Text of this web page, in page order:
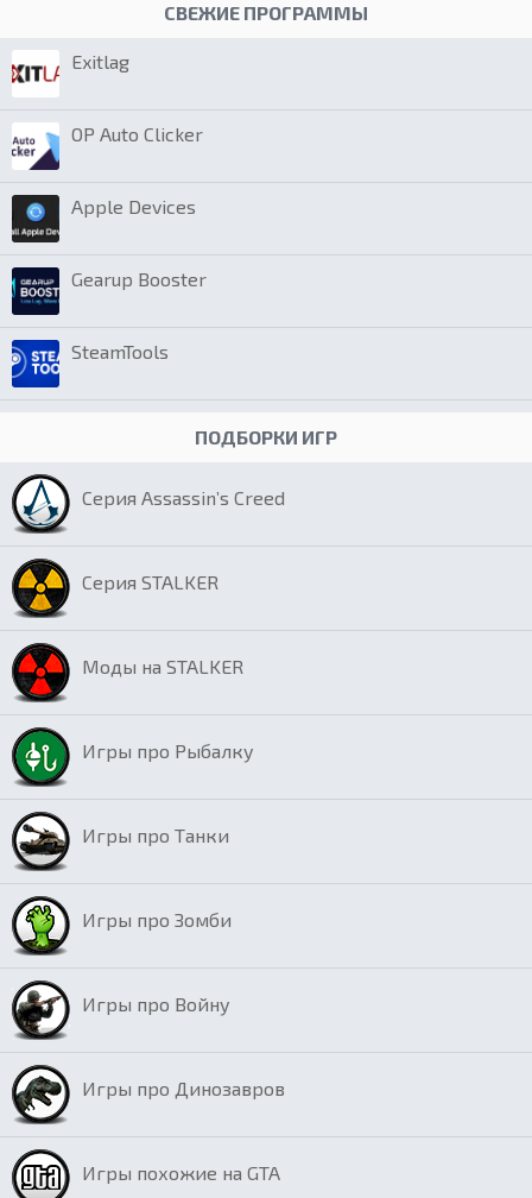
СВЕЖИЕ ПРОГРАММЫ
Exitlag
OP Auto Clicker
Apple Devices
Gearup Booster
SteamTools
ПОДБОРКИ ИГР
Серия Assassin’s Creed
Серия STALKER
Моды на STALKER
Игры про Рыбалку
Игры про Танки
Игры про Зомби
Игры про Войну
Игры про Динозавров
Игры похожие на GTA